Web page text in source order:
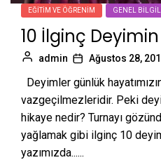
EĞITIM VE ÖĞRENIM GENEL
10 İlginç
admin Ağustos 28,
Deyimler günlük
vazgeçilmezleridir. Peki
hikaye nedir? Turnayı
yağlamak gibi ilginç 10
yazımızda......